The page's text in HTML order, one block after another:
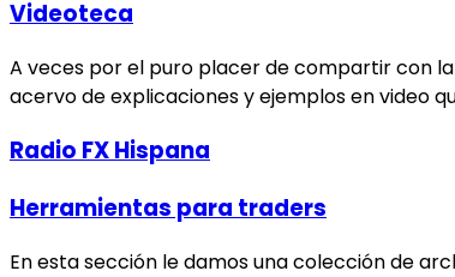
Videoteca
A veces por el puro placer de compartir con
acervo de explicaciones y ejemplos en video
Radio FX Hispana
Herramientas para traders
En esta sección le damos una colección de